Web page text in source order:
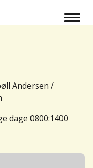
Andersen /
dage 0800:1400